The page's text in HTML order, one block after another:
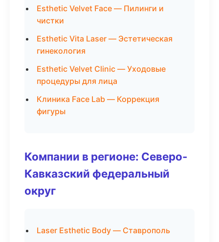
Esthetic Velvet Face — Пилинги и
чистки
Esthetic Vita Laser — Эстетическая
гинекология
Esthetic Velvet Clinic — Уходовые
процедуры для лица
Клиника Face Lab — Коррекция
фигуры
Компании в регионе: Северо-
Кавказский федеральный
округ
Laser Esthetic Body — Ставрополь